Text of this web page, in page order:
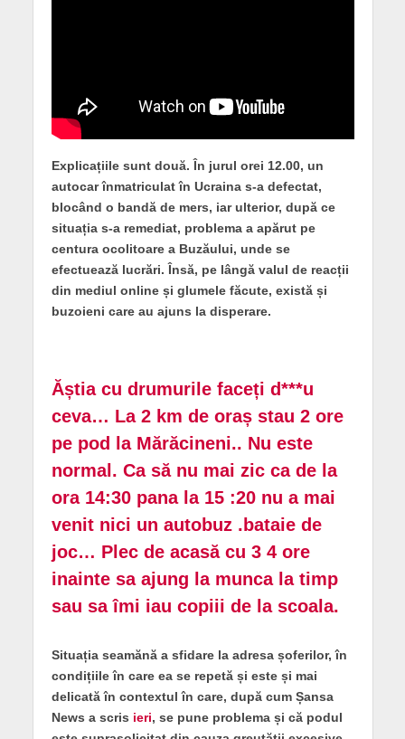
Explicațiile sunt două. În jurul orei 12.00, un
autocar înmatriculat în Ucraina s-a defectat,
blocând o bandă de mers, iar ulterior, după ce
situația s-a remediat, problema a apărut pe
centura ocolitoare a Buzăului, unde se
efectuează lucrări. Însă, pe lângă valul de reacții
din mediul online și glumele făcute, există și
buzoieni care au ajuns la disperare.
Ăștia cu drumurile faceți d***u
ceva… La 2 km de oraș stau 2 ore
pe pod la Mărăcineni.. Nu este
normal. Ca să nu mai zic ca de la
ora 14:30 pana la 15 :20 nu a mai
venit nici un autobuz .bataie de
joc… Plec de acasă cu 3 4 ore
inainte sa ajung la munca la timp
sau sa îmi iau copiii de la scoala.
Situația seamănă a sfidare la adresa șoferilor, în
condițiile în care ea se repetă și este și mai
delicată în contextul în care, după cum Șansa
News a scris ieri, se pune problema și că podul